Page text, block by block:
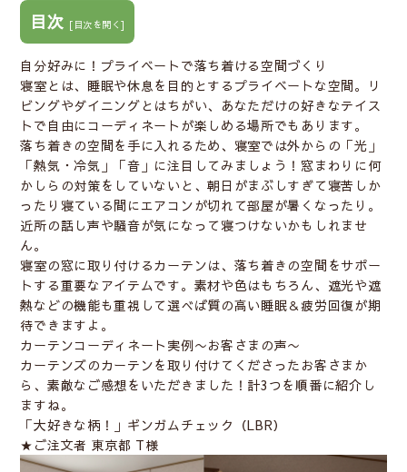
目次 [ 目次を開く]
自分好みに！プライベートで落ち着ける空間づくり
寝室とは、睡眠や休息を目的とするプライベートな空間。リ
ビングやダイニングとはちがい、あなただけの好きなテイス
トで自由にコーディネートが楽しめる場所でもあります。
落ち着きの空間を手に入れるため、寝室では外からの「光」
「熱気・冷気」「音」に注目してみましょう！窓まわりに何
かしらの対策をしていないと、朝日がまぶしすぎて寝苦しか
ったり寝ている間にエアコンが切れて部屋が暑くなったり。
近所の話し声や騒音が気になって寝つけないかもしれませ
ん。
寝室の窓に取り付けるカーテンは、落ち着きの空間をサポー
トする重要なアイテムです。素材や色はもちろん、遮光や遮
熱などの機能も重視して選べば質の高い睡眠＆疲労回復が期
待できますよ。
カーテンコーディネート実例〜お客さまの声〜
カーテンズのカーテンを取り付けてくださったお客さまか
ら、素敵なご感想をいただきました！計3つを順番に紹介し
ますね。
「大好きな柄！」ギンガムチェック（LBR）
★ご注文者 東京都 T様